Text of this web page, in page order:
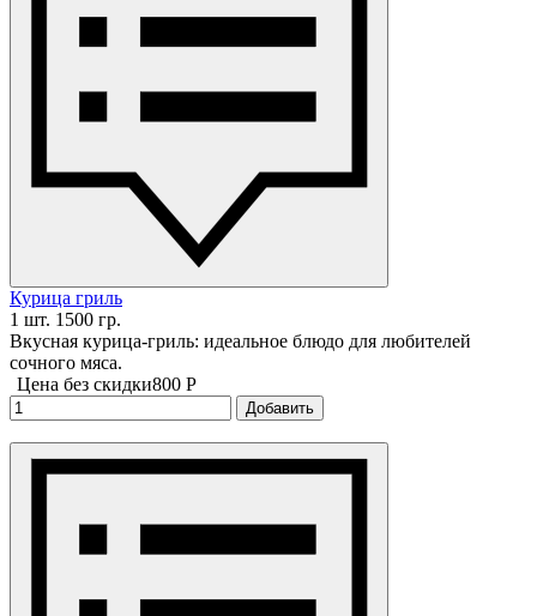
Курица гриль
1 шт. 1500 гр.
Вкусная курица-гриль: идеальное блюдо для любителей
сочного мяса.
Цена без скидки800 P
Добавить